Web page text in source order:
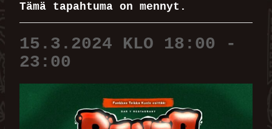
Tämä tapahtuma on mennyt.
15.3.2024 KLO 18:00 -
23:00